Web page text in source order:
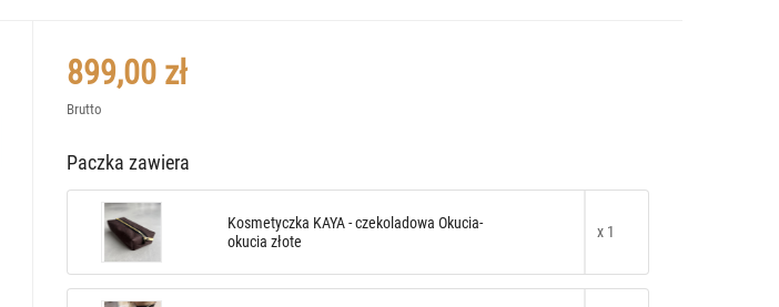
899,00 zł
Brutto
Paczka zawiera
Kosmetyczka KAYA - czekoladowa Okucia-
okucia złote
x 1